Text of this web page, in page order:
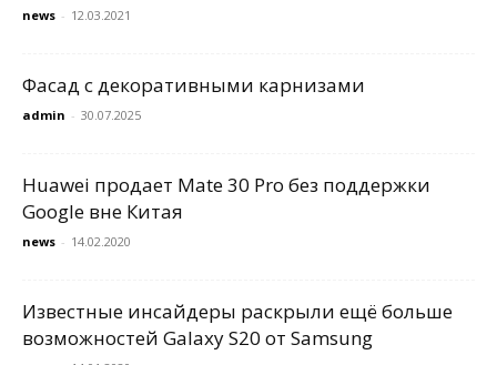
news - 12.03.2021
Фасад с декоративными карнизами
admin - 30.07.2025
Huawei продает Mate 30 Pro без поддержки
Google вне Китая
news - 14.02.2020
Известные инсайдеры раскрыли ещё больше
возможностей Galaxy S20 от Samsung